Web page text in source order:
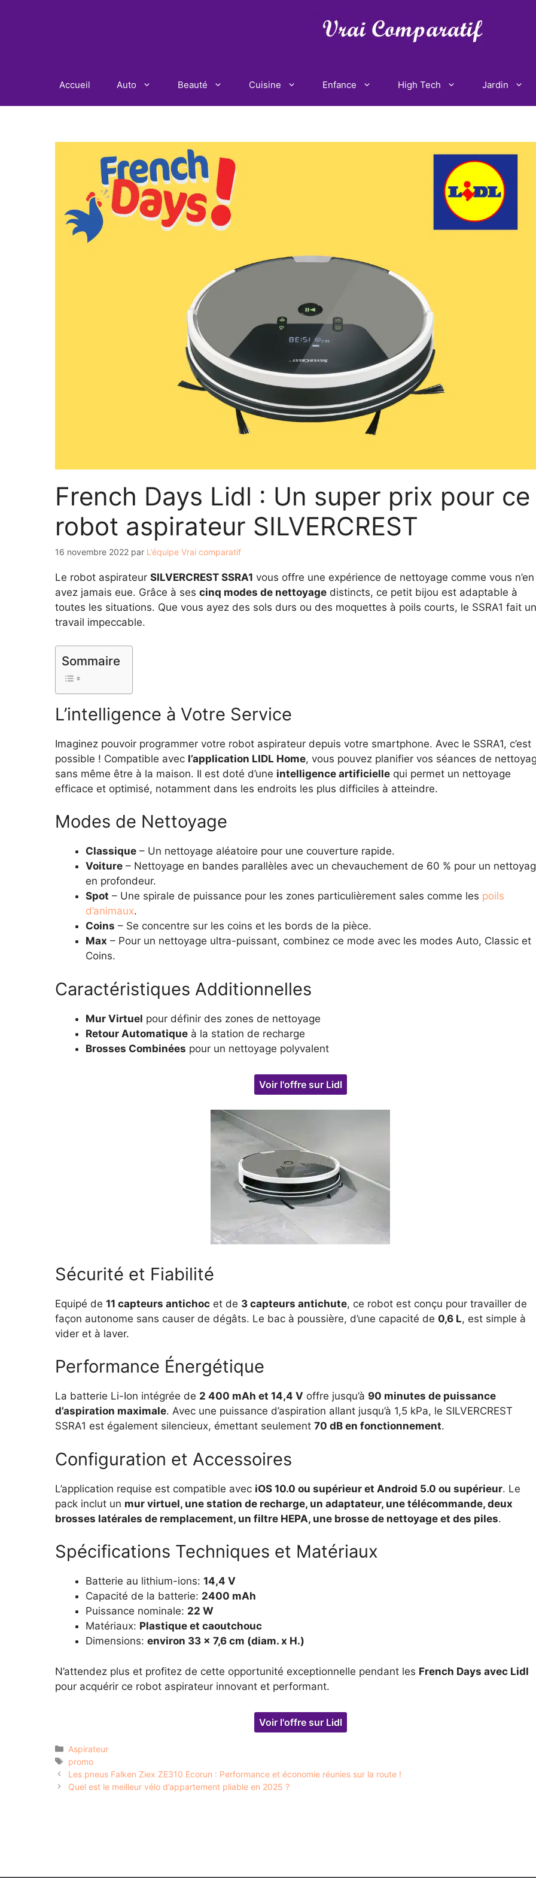
Accueil Auto Beauté Cuisine Enfance High Tech Jardin
French Days Lidl : Un super prix pour ce
robot aspirateur SILVERCREST
16 novembre 2022 par L’équipe Vrai comparatif
Le robot aspirateur SILVERCREST SSRA1 vous offre une expérience de nettoyage comme vous n’en
avez jamais eue. Grâce à ses cinq modes de nettoyage distincts, ce petit bijou est adaptable à
toutes les situations. Que vous ayez des sols durs ou des moquettes à poils courts, le SSRA1 fait un
travail impeccable.
Sommaire
L’intelligence à Votre Service
Imaginez pouvoir programmer votre robot aspirateur depuis votre smartphone. Avec le SSRA1, c’est
possible ! Compatible avec l’application LIDL Home, vous pouvez planifier vos séances de
sans même être à la maison. Il est doté d’une intelligence artificielle qui permet un nettoyage
efficace et optimisé, notamment dans les endroits les plus difficiles à atteindre.
Modes de Nettoyage
Classique – Un nettoyage aléatoire pour une couverture rapide.
Voiture – Nettoyage en bandes parallèles avec un chevauchement de 60 % pour un
en profondeur.
Spot – Une spirale de puissance pour les zones particulièrement sales comme les poils
d’animaux.
Coins – Se concentre sur les coins et les bords de la pièce.
Max – Pour un nettoyage ultra-puissant, combinez ce mode avec les modes Auto, Classic et
Coins.
Caractéristiques Additionnelles
Mur Virtuel pour définir des zones de nettoyage
Retour Automatique à la station de recharge
Brosses Combinées pour un nettoyage polyvalent
Voir l'offre sur Lidl
Sécurité et Fiabilité
Equipé de 11 capteurs antichoc et de 3 capteurs antichute, ce robot est conçu pour travailler de
façon autonome sans causer de dégâts. Le bac à poussière, d’une capacité de 0,6 L, est simple à
vider et à laver.
Performance Énergétique
La batterie Li-Ion intégrée de 2 400 mAh et 14,4 V offre jusqu’à 90 minutes de puissance
d’aspiration maximale. Avec une puissance d’aspiration allant jusqu’à 1,5 kPa, le SILVERCREST
SSRA1 est également silencieux, émettant seulement 70 dB en fonctionnement.
Configuration et Accessoires
L’application requise est compatible avec iOS 10.0 ou supérieur et Android 5.0 ou supérieur. Le
pack inclut un mur virtuel, une station de recharge, un adaptateur, une télécommande, deux
brosses latérales de remplacement, un filtre HEPA, une brosse de nettoyage et des piles.
Spécifications Techniques et Matériaux
Batterie au lithium-ions: 14,4 V
Capacité de la batterie: 2400 mAh
Puissance nominale: 22 W
Matériaux: Plastique et caoutchouc
Dimensions: environ 33 x 7,6 cm (diam. x H.)
N’attendez plus et profitez de cette opportunité exceptionnelle pendant les French Days avec Lidl
pour acquérir ce robot aspirateur innovant et performant.
Voir l'offre sur Lidl
Catégories
Aspirateur
Étiquettes
promo
Les pneus Falken Ziex ZE310 Ecorun : Performance et économie réunies sur la route !
Quel est le meilleur vélo d’appartement pliable en 2025 ?